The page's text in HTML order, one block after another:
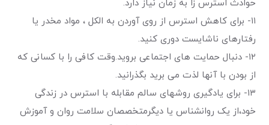
حوادث استرس زا به زمان نیاز دارد.
۱۱- برای کاهش استرس از روی آوردن به الکل ، مواد مخدر یا
رفتارهای ناشایست دوری کنید.
۱۲- دنبال حمایت های اجتماعی بروید.وقت کافی را با کسانی که
از بودن با آنها لذت می برید بگذرانید.
۱۳- برای یادگیری روشهای سالم مقابله با استرس در زندگی
خود،از یک روانشناس یا دیگرمتخصصان سلامت روان و آموزش